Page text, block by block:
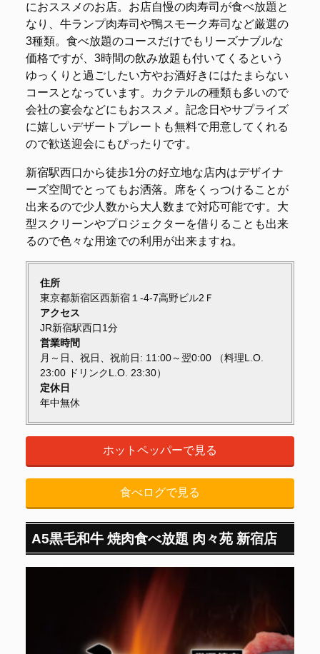
におススメのお店。お店自慢の肉寿司が食べ放題と
なり、牛ランプ肉寿司や鴨スモーク寿司など厳選の
3種類。食べ放題のコースだけでもリーズナブルな
価格ですが、3時間の飲み放題も付いてくるという
ゆっくりと過ごしたい方やお酒好きにはたまらない
コースとなっています。カクテルの種類も多いので
会社の宴会などにもおススメ。記念日やサプライズ
に嬉しいデザートプレートも無料で用意してくれる
ので歓送迎会にもぴったりです。
新宿駅西口から徒歩1分の好立地な店内はデザイナ
ーズ空間でとってもお洒落。席をくっつけることが
出来るので少人数から大人数まで対応可能です。大
型スクリーンやプロジェクターを借りることも出来
るので色々な用途での利用が出来ますね。
住所
東京都新宿区西新宿１-4-7高野ビル2Ｆ
アクセス
JR新宿駅西口1分
営業時間
月～日、祝日、祝前日: 11:00～翌0:00 （料理L.O.
23:00 ドリンクL.O. 23:30）
定休日
年中無休
ホットペッパーで見る
食べログで見る
A5黒毛和牛 焼肉食べ放題 肉々苑 新宿店